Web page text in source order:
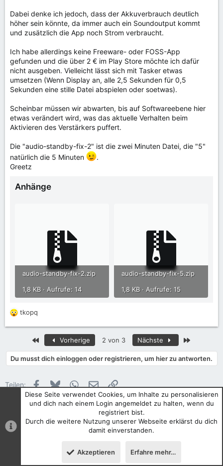
Dabei denke ich jedoch, dass der Akkuverbrauch deutlich
höher sein könnte, da immer auch ein Soundoutput kommt
und zusätzlich die App noch Strom verbraucht.
Ich habe allerdings keine Freeware- oder FOSS-App
gefunden und die über 2 € im Play Store möchte ich dafür
nicht ausgeben. Vielleicht lässt sich mit Tasker etwas
umsetzen (Wenn Display an, alle 2,5 Sekunden für 0,5
Sekunden eine stille Datei abspielen oder soetwas).
Scheinbar müssen wir abwarten, bis auf Softwareebene hier
etwas verändert wird, was das aktuelle Verhalten beim
Aktivieren des Verstärkers puffert.
Die "audio-standby-fix-2" ist die zwei Minuten Datei, die "5"
natürlich die 5 Minuten
.
Greetz
Anhänge
audio-standby-fix-2.zip
1,8 KB · Aufrufe: 14
audio-standby-fix-5.zip
1,8 KB · Aufrufe: 15
R
e
t
e
tkopq
Erste Vorherige 2 von 3 Nächste
Du musst dich einloggen oder registrieren, um hier zu antworten.
Teilen: Facebook
Bluesky WhatsApp
E-MailLink
Hilfe | Troubleshooting
Diese Seite verwendet Cookies, um Inhalte zu personalisieren
und dich nach einem Login angemeldet zu halten, wenn du
registriert bist.
Durch die weitere Nutzung unserer Webseite erklärst du dich
damit einverstanden.
Akzeptieren Erfahre mehr…